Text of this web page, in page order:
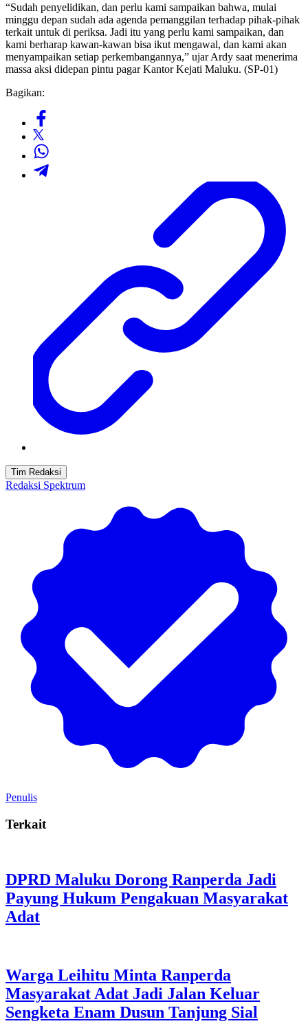
“Sudah penyelidikan, dan perlu kami sampaikan bahwa, mulai
minggu depan sudah ada agenda pemanggilan terhadap pihak-pihak
terkait untuk di periksa. Jadi itu yang perlu kami sampaikan, dan
kami berharap kawan-kawan bisa ikut mengawal, dan kami akan
menyampaikan setiap perkembangannya,” ujar Ardy saat menerima
massa aksi didepan pintu pagar Kantor Kejati Maluku. (SP-01)
Bagikan:
Tim Redaksi
Redaksi Spektrum
Penulis
Terkait
DPRD Maluku Dorong Ranperda Jadi
Payung Hukum Pengakuan Masyarakat
Adat
Warga Leihitu Minta Ranperda
Masyarakat Adat Jadi Jalan Keluar
Sengketa Enam Dusun Tanjung Sial